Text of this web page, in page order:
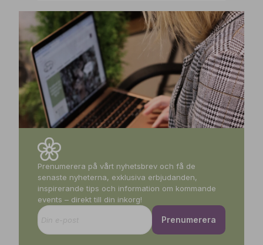
Prenumerera på vårt nyhetsbrev och få de
senaste nyheterna, exklusiva erbjudanden,
inspirerande tips och information om kommande
events – direkt till din inkorg!
Prenumerera